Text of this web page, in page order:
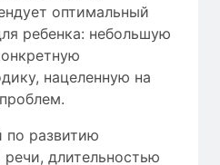
оптимальный
ребенка: небольшую
нацеленную на
по развитию
длительностью